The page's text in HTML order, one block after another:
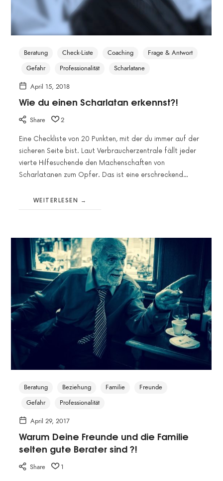
Beratung Check-Liste Coaching
Frage & Antwort
Gefahr
Professionalität Scharlatane
April 15, 2018
Wie du einen Scharlatan erkennst?!
Share 2
Eine Checkliste von 20 Punkten, mit der du immer auf der
sicheren Seite bist. Laut Verbraucherzentrale fällt jeder
vierte Hilfesuchende den Machenschaften von
Scharlatanen zum Opfer. Das ist eine erschreckend…
WEITERLESEN
Beratung Beziehung Familie
Freunde
Gefahr
Professionalität
April 29, 2017
Warum Deine Freunde und die Familie
selten gute Berater sind ?!
Share 1